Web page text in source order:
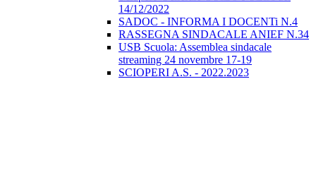
14/12/2022
SADOC - INFORMA I DOCENTi N.4
RASSEGNA SINDACALE ANIEF N.34
USB Scuola: Assemblea sindacale
streaming 24 novembre 17-19
SCIOPERI A.S. - 2022.2023